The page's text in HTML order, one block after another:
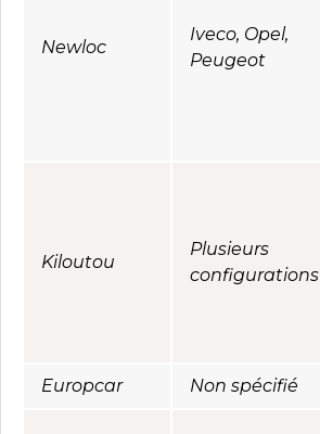
Newloc
Iveco, Opel,
Peugeot
Kiloutou
Plusieurs
configurations
Europcar Non spécifié